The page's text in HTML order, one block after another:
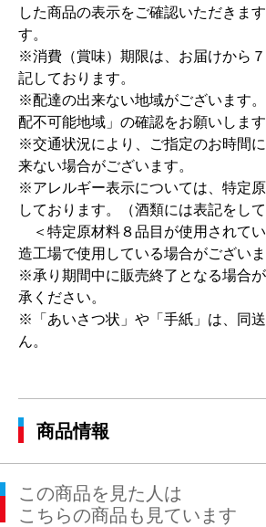
した商品の表示をご確認いただきま
す。
※消費（賞味）期限は、お届けから
記しております。
※配達の出来ない地域がございます
配不可能地域」の確認をお願いします
※交通状況により、ご指定のお時間
来ない場合がございます。
※アレルギー表示については、特定
しております。（酒類には表記をして
＜特定原材料８品目が使用されて
造工場で使用している場合がござい
※承り期間中に販売終了となる場合
承ください。
※「あいさつ状」や「手紙」は、同
ん。
商品情報
この商品を見た人は
こちらの商品も見ています